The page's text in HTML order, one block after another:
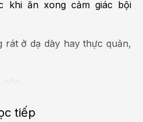
khi ăn xong cảm giác bội
rát ở dạ dày hay thực quản,
tiếp